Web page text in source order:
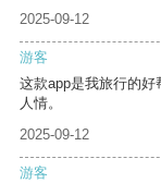
2025-09-12
游客
这款app是我旅行的
人情。
2025-09-12
游客